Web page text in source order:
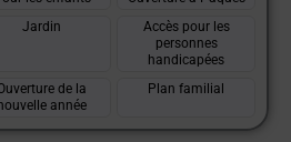
comme été, les stations des
sont très appréciées grâce à
Jardin
Accès pour les
personnes
handicapées
de la
année
Plan familial